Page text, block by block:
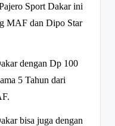
Sport Dakar ini
MAF dan Dipo Star
dengan Dp 100
5 Tahun dari
bisa juga dengan